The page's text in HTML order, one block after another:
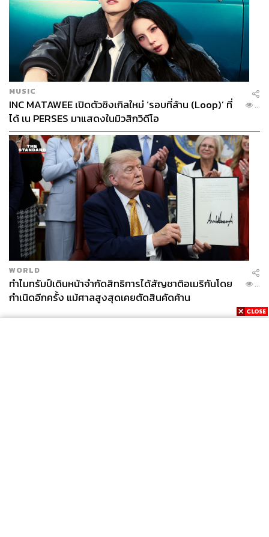
MUSIC
INC MATAWEE เปิดตัวซิงเกิลใหม่ ‘รอบที่ล้าน (Loop)’ ที่
ได้ เน PERSES มาแสดงในมิวสิกวิดีโอ
...
WORLD
ทำไมทรัมป์เดินหน้าจำกัดสิทธิการได้สัญชาติอเมริกันโดย
กำเนิดอีกครั้ง แม้ศาลสูงสุดเคยตัดสินคัดค้าน
...